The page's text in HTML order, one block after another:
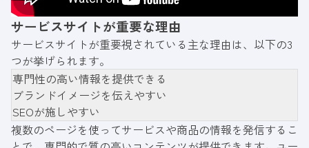
サービスサイトが重要な理由
サービスサイトが重要視されている主な理由は、以下の3
つが挙げられます。
専門性の高い情報を提供できる
ブランドイメージを伝えやすい
SEOが施しやすい
複数のページを使ってサービスや商品の情報を発信するこ